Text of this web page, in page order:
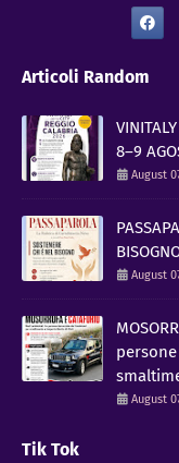
Articoli Random
8–9
August
August
August
Tik Tok